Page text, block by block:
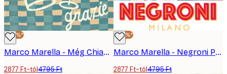
-40%*
Marco Marella - Még Chiantit, Kérem Poszter
2877 Ft-tól4795 Ft
-40%*
Marco Marella - Negroni Poszter
2877 Ft-tól4795 Ft